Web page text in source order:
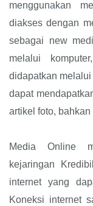
menggunakan
diakses dengan
sebagai new
melalui
didapatkan
dapat
artikel foto, bahkan
Media Online
kejaringan
internet yang
Koneksi internet